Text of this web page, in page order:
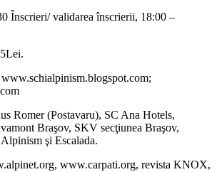
Înscrieri/ validarea înscrierii, 18:00 –
Romer (Postavaru), SC Ana Hotels,
Braşov, SKV secţiunea Braşov,
şi Escalada.
www.carpati.org, revista KNOX,